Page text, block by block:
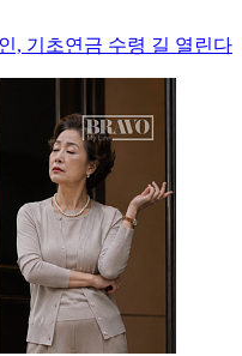
, 기초연금 수령 길 열린다